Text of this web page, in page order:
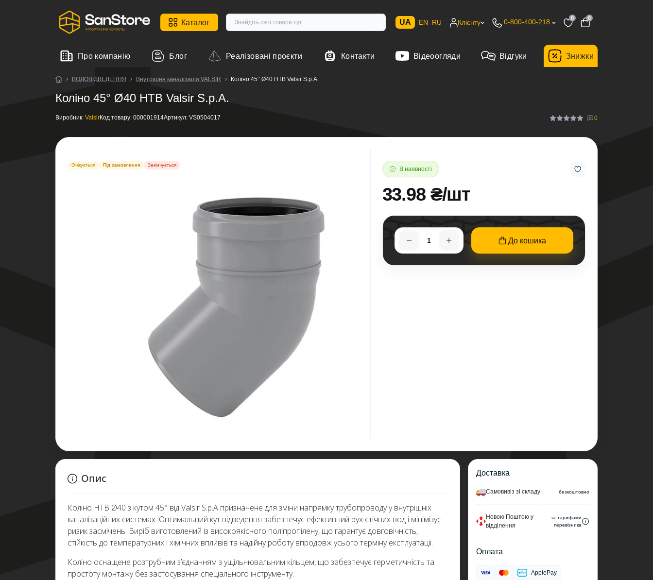
Каталог UA EN RU Клієнту 0-800-400-218
0 0
Про компанію Блог Реалізовані проєкти Контакти Відеоогляди Відгуки Знижки
ВОДОВІДВЕДЕННЯ Внутрішня каналізація VALSIR Коліно 45° Ø40 HTB Valsir S.p.A.
Коліно 45° Ø40 HTB Valsir S.p.A.
Виробник: ValsirКод товару: 000001914Артикул: VS0504017 0
Очікується Під замовлення Закінчується
В наявності
33.98 ₴/шт
До кошика
Доставка
Самовивіз зі складу безкоштовно
Новою Поштою у
відділення
за тарифами
перевізника
Оплата
ApplePay
Опис
Коліно HTB Ø40 з кутом 45° від Valsir S.p.A призначене для зміни напрямку трубопроводу у внутрішніх
каналізаційних системах. Оптимальний кут відведення забезпечує ефективний рух стічних вод і мінімізує
ризик засмічень. Виріб виготовлений із високоякісного поліпропілену, що гарантує довговічність,
стійкість до температурних і хімічних впливів та надійну роботу впродовж усього терміну експлуатації.
Коліно оснащене розтрубним з’єднанням з ущільнювальним кільцем, що забезпечує герметичність та
простоту монтажу без застосування спеціального інструменту.